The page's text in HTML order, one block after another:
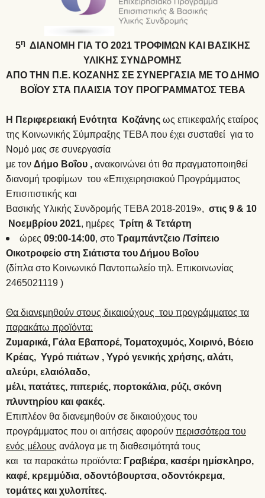
5ηΔΙΑΝΟΜΗ ΓΙΑ ΤΟ 2021 ΤΡΟΦΙΜΩΝ ΚΑΙ ΒΑΣΙΚΗΣ
ΥΛΙΚΗΣ ΣΥΝΔΡΟΜΗΣ
ΑΠΟ ΤΗΝ Π.Ε. ΚΟΖΑΝΗΣ ΣΕ ΣΥΝΕΡΓΑΣΙΑ ΜΕ ΤΟ ΔΗΜΟ
ΒΟΪΟΥ ΣΤΑ ΠΛΑΙΣΙΑ ΤΟΥ ΠΡΟΓΡΑΜΜΑΤΟΣ ΤΕΒΑ
Η Περιφερειακή Ενότητα Κοζάνηςως επικεφαλής εταίρος
της Κοινωνικής Σύμπραξης ΤΕΒΑ που έχει συσταθεί για το
Νομό μας σε συνεργασία
με τονΔήμο Βοΐου ,ανακοινώνει ότι θα πραγματοποιηθεί
διανομή τροφίμων του «Επιχειρησιακού Προγράμματος
Επισιτιστικής και
Βασικής Υλικής Συνδρομής ΤΕΒΑ 2018-2019», στις 9 & 10
Νοεμβρίου 2021, ημέρες Τρίτη & Τετάρτη
ώρες 09:00-14:00, στοΤραμπάντζειο /Τσίπειο
Οικοτροφείο στη Σιάτιστα του Δήμου Βοΐου
(δίπλα στο Κοινωνικό Παντοπωλείο τηλ. Επικοινωνίας
2465021119 )
Θα διανεμηθούν στους δικαιούχους του προγράμματος τα
παρακάτω προϊόντα:
Ζυμαρικά, Γάλα Εβαπορέ, Τοματοχυμός, Χοιρινό, Βόειο
Κρέας, Υγρό πιάτων , Υγρό γενικής χρήσης, αλάτι,
αλεύρι, ελαιόλαδο,
μέλι, πατάτες, πιπεριές, πορτοκάλια, ρύζι, σκόνη
πλυντηρίου και φακές.
Επιπλέον θα διανεμηθούν σε δικαιούχους του
προγράμματος που οι αιτήσεις αφορούνπερισσότερα του
ενός μέλους ανάλογα με τη διαθεσιμότητά τους
και τα παρακάτω προϊόντα: Γραβιέρα, κασέρι ημίσκληρο,
καφέ, κρεμμύδια, οδοντόβουρτσα, οδοντόκρεμα,
τομάτες και χυλοπίτες.